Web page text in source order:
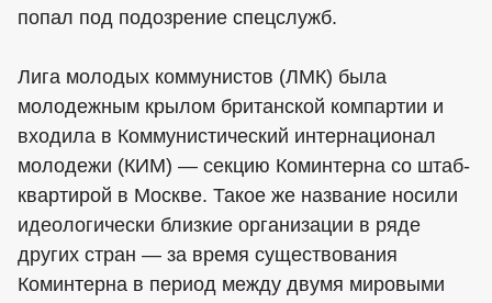
попал под подозрение спецслужб.
Лига молодых коммунистов (ЛМК) была
молодежным крылом британской компартии и
входила в Коммунистический интернационал
молодежи (КИМ) — секцию Коминтерна со штаб-
квартирой в Москве. Такое же название носили
идеологически близкие организации в ряде
других стран — за время существования
Коминтерна в период между двумя мировыми